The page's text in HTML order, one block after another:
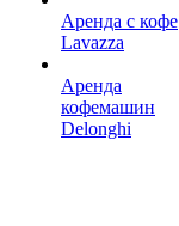
Аренда с кофе
Lavazza
Аренда
кофемашин
Delonghi